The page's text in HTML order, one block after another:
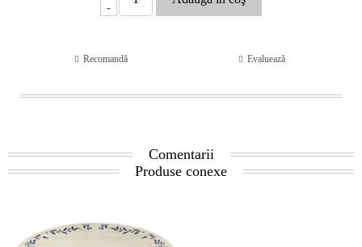
-
Recomandă Evaluează
Comentarii
Produse conexe